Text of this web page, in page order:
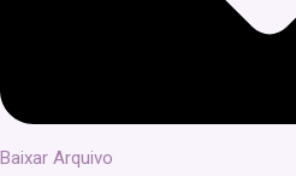
Baixar Arquivo